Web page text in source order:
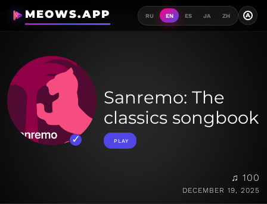
MEOWS.APP RU EN ES JA ZH A
Sanremo: The
classics songbook
PLAY
♫ 100
DECEMBER 19, 2025